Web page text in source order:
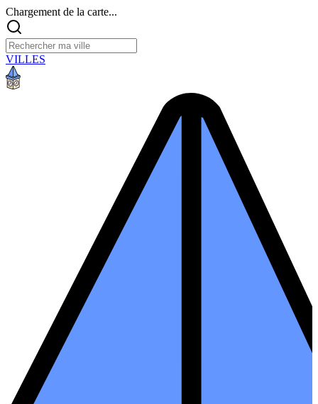
Chargement de la carte...
VILLES